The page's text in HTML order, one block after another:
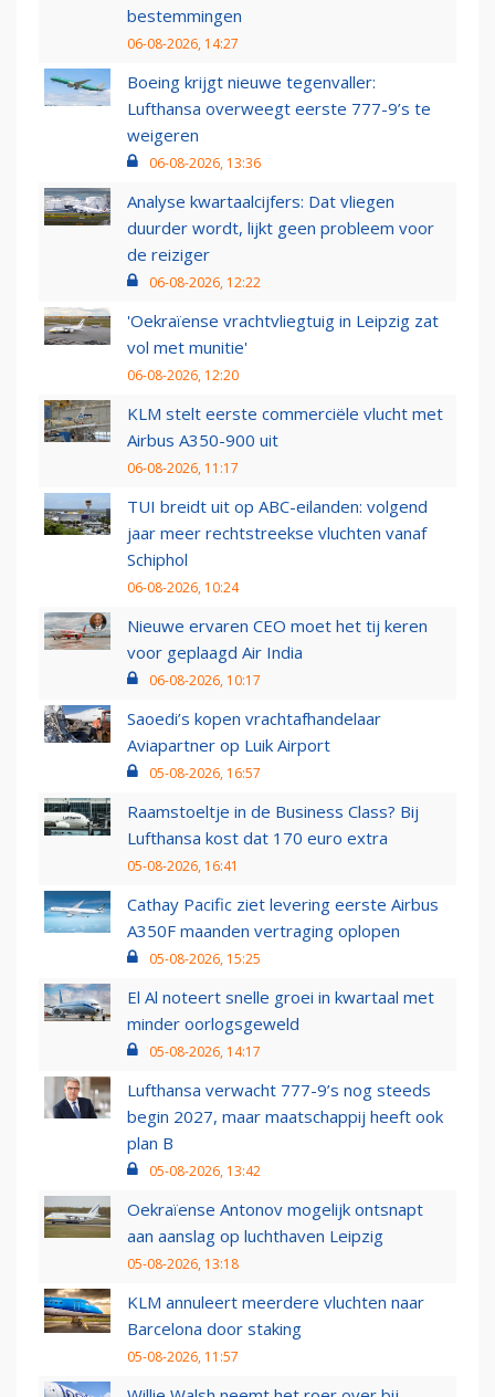
bestemmingen
06-08-2026, 14:27
Boeing krijgt nieuwe tegenvaller:
Lufthansa overweegt eerste 777-9’s te
weigeren
06-08-2026, 13:36
Analyse kwartaalcijfers: Dat vliegen
duurder wordt, lijkt geen probleem voor
de reiziger
06-08-2026, 12:22
'Oekraïense vrachtvliegtuig in Leipzig zat
vol met munitie'
06-08-2026, 12:20
KLM stelt eerste commerciële vlucht met
Airbus A350-900 uit
06-08-2026, 11:17
TUI breidt uit op ABC-eilanden: volgend
jaar meer rechtstreekse vluchten vanaf
Schiphol
06-08-2026, 10:24
Nieuwe ervaren CEO moet het tij keren
voor geplaagd Air India
06-08-2026, 10:17
Saoedi’s kopen vrachtafhandelaar
Aviapartner op Luik Airport
05-08-2026, 16:57
Raamstoeltje in de Business Class? Bij
Lufthansa kost dat 170 euro extra
05-08-2026, 16:41
Cathay Pacific ziet levering eerste Airbus
A350F maanden vertraging oplopen
05-08-2026, 15:25
El Al noteert snelle groei in kwartaal met
minder oorlogsgeweld
05-08-2026, 14:17
Lufthansa verwacht 777-9’s nog steeds
begin 2027, maar maatschappij heeft ook
plan B
05-08-2026, 13:42
Oekraïense Antonov mogelijk ontsnapt
aan aanslag op luchthaven Leipzig
05-08-2026, 13:18
KLM annuleert meerdere vluchten naar
Barcelona door staking
05-08-2026, 11:57